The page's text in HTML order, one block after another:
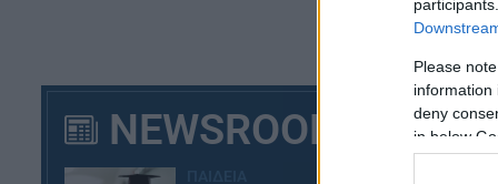
Please
information
deny
in below
NEWSROOM